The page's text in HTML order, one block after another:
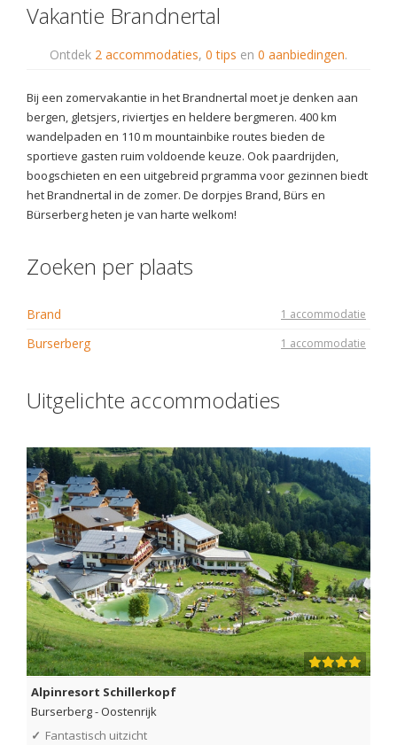
Vakantie Brandnertal
Ontdek 2 accommodaties, 0 tips en 0 aanbiedingen.
Bij een zomervakantie in het Brandnertal moet je denken aan
bergen, gletsjers, riviertjes en heldere bergmeren. 400 km
wandelpaden en 110 m mountainbike routes bieden de
sportieve gasten ruim voldoende keuze. Ook paardrijden,
boogschieten en een uitgebreid prgramma voor gezinnen biedt
het Brandnertal in de zomer. De dorpjes Brand, Bürs en
Bürserberg heten je van harte welkom!
Zoeken per plaats
Brand 1 accommodatie
Burserberg 1 accommodatie
Uitgelichte accommodaties
Alpinresort Schillerkopf
Burserberg-Oostenrijk
✓ Fantastisch uitzicht